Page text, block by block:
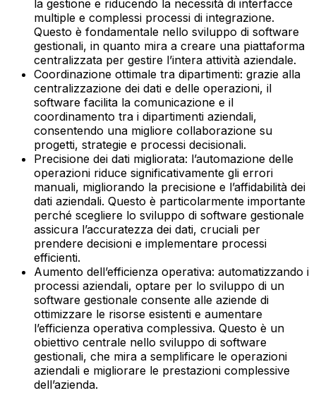
la gestione e riducendo la necessità di interfacce
multiple e complessi processi di integrazione.
Questo è fondamentale nello sviluppo di software
gestionali, in quanto mira a creare una piattaforma
centralizzata per gestire l’intera attività aziendale.‍
Coordinazione ottimale tra dipartimenti: grazie alla
centralizzazione dei dati e delle operazioni, il
software facilita la comunicazione e il
coordinamento tra i dipartimenti aziendali,
consentendo una migliore collaborazione su
progetti, strategie e processi decisionali.‍
Precisione dei dati migliorata: l’automazione delle
operazioni riduce significativamente gli errori
manuali, migliorando la precisione e l’affidabilità dei
dati aziendali. Questo è particolarmente importante
perché scegliere lo sviluppo di software gestionale
assicura l’accuratezza dei dati, cruciali per
prendere decisioni e implementare processi
efficienti.‍
Aumento dell’efficienza operativa: automatizzando i
processi aziendali, optare per lo sviluppo di un
software gestionale consente alle aziende di
ottimizzare le risorse esistenti e aumentare
l’efficienza operativa complessiva. Questo è un
obiettivo centrale nello sviluppo di software
gestionali, che mira a semplificare le operazioni
aziendali e migliorare le prestazioni complessive
dell’azienda.